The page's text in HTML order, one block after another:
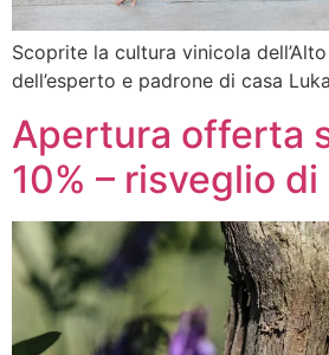
Scoprite la cultura vinicola
dell’esperto e padrone di casa
Apertura offerta
10% – risveglio